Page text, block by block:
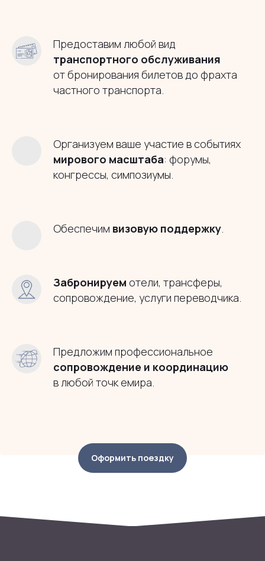
Предоставим любой вид
транспортного обслуживания
от бронирования билетов до фрахта
частного транспорта.
Организуем ваше участие в событиях
мирового масштаба: форумы,
конгрессы, симпозиумы.
Обеспечим визовую поддержку.
Забронируем отели, трансферы,
сопровождение, услуги переводчика.
Предложим профессиональное
сопровождение и координацию
в любой точк емира.
Оформить поездку